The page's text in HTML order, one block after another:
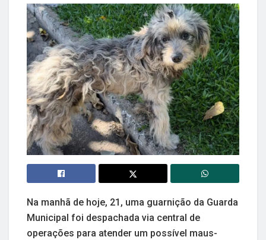
Na manhã de hoje, 21, uma guarnição da Guarda
Municipal foi despachada via central de
operações para atender um possível maus-